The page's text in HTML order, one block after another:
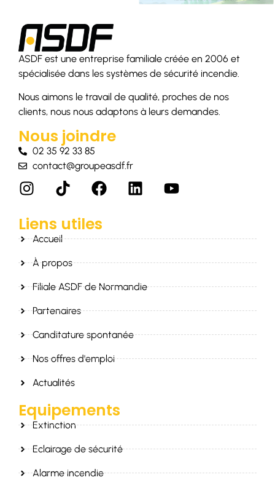
ASDF est une entreprise familiale créée en 2006 et
spécialisée dans les systèmes de sécurité incendie.
Nous aimons le travail de qualité, proches de nos
clients, nous nous adaptons à leurs demandes.
Nous joindre
02 35 92 33 85
contact@groupeasdf.fr
Liens utiles
Accueil
À propos
Filiale ASDF de Normandie
Partenaires
Canditature spontanée
Nos offres d'emploi
Actualités
Equipements
Extinction
Eclairage de sécurité
Alarme incendie